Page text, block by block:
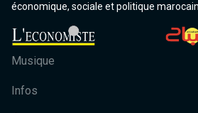
économique, sociale et politique
Musique
Infos